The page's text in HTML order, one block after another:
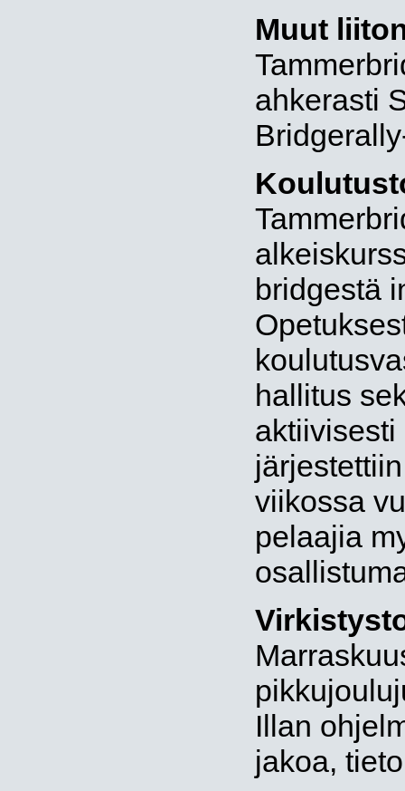
Muut
ahkerasti
bridgestä
hallitus
viikossa
pelaajia
Illan
jakoa,